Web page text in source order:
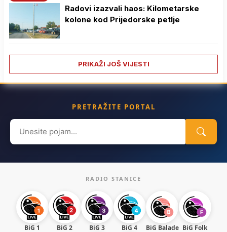
Radovi izazvali haos: Kilometarske
kolone kod Prijedorske petlje
PRIKAŽI JOŠ VIJESTI
PRETRAŽITE PORTAL
Search
for:
RADIO STANICE
BiG 1 BiG 2 BiG 3 BiG 4 BiG Balade BiG Folk